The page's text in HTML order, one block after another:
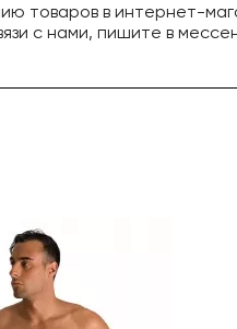
товаров в интернет-
с нами, пишите в